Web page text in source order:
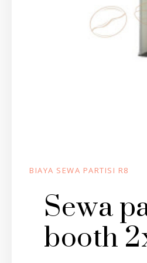
BIAYA SEWA PARTISI R8
Sewa
booth